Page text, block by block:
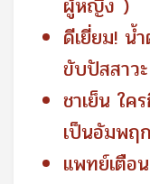
ผู้หญิง )
ดีเยี่ยม! น้
ขับปัสสาว
ชาเย็น ใค
เป็นอัมพฤ
แพทย์เตือ